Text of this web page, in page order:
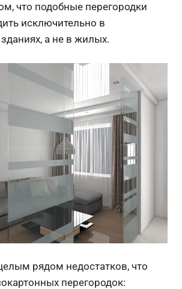
что подобные перегородки
исключительно в
а не в жилых.
рядом недостатков, что
перегородок: